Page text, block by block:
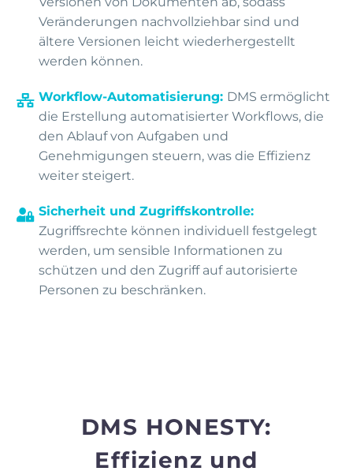
Veränderungen nachvollziehbar sind und
ältere Versionen leicht wiederhergestellt
werden können.
Workflow-Automatisierung: DMS ermöglicht
die Erstellung automatisierter Workflows, die
den Ablauf von Aufgaben und
Genehmigungen steuern, was die Effizienz
weiter steigert.
Sicherheit und Zugriffskontrolle:
Zugriffsrechte können individuell festgelegt
werden, um sensible Informationen zu
schützen und den Zugriff auf autorisierte
Personen zu beschränken.
DMS HONESTY:
Effizienz und